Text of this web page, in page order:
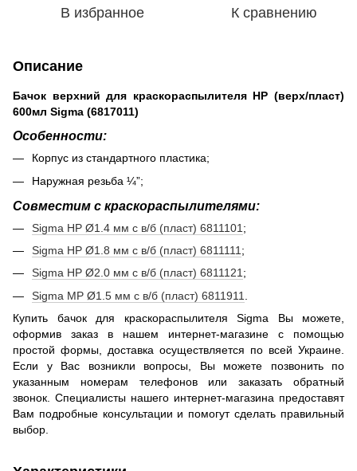
В избранное К сравнению
Описание
Бачок верхний для краскораспылителя HP (верх/пласт)
600мл Sigma (6817011)
Особенности:
Корпус из стандартного пластика;
Наружная резьба ¼”;
Совместим с краскораспылителями:
Sigma НР Ø1.4 мм с в/б (пласт) 6811101 ;
Sigma НР Ø1.8 мм с в/б (пласт) 6811111 ;
Sigma НР Ø2.0 мм с в/б (пласт) 6811121;
Sigma MP Ø1.5 мм с в/б (пласт) 6811911
Купить бачок для краскораспылителя Sigma Вы можете,
оформив заказ в нашем интернет-магазине с помощью
простой формы, доставка осуществляется по всей Украине.
Если у Вас возникли вопросы, Вы можете позвонить по
указанным номерам телефонов или заказать обратный
звонок. Специалисты нашего интернет-магазина предоставят
Вам подробные консультации и помогут сделать правильный
выбор.